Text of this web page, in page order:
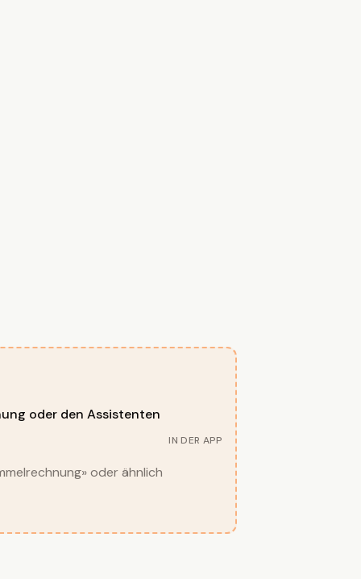
oder den Assistenten
oder ähnlich
IN DER APP